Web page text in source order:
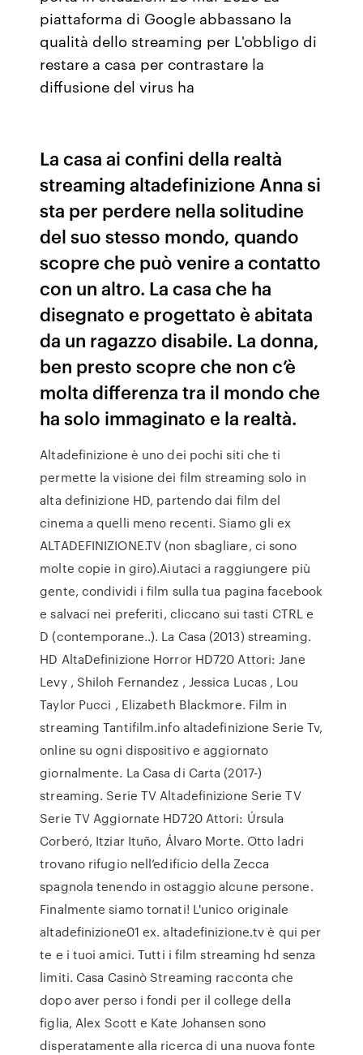
piattaforma di Google abbassano la
qualità dello streaming per L'obbligo di
restare a casa per contrastare la
diffusione del virus ha
La casa ai confini della realtà
streaming altadefinizione Anna si
sta per perdere nella solitudine
del suo stesso mondo, quando
scopre che può venire a contatto
con un altro. La casa che ha
disegnato e progettato è abitata
da un ragazzo disabile. La donna,
ben presto scopre che non c’è
molta differenza tra il mondo che
ha solo immaginato e la realtà.
Altadefinizione è uno dei pochi siti che ti
permette la visione dei film streaming solo in
alta definizione HD, partendo dai film del
cinema a quelli meno recenti. Siamo gli ex
ALTADEFINIZIONE.TV (non sbagliare, ci sono
molte copie in giro).Aiutaci a raggiungere più
gente, condividi i film sulla tua pagina facebook
e salvaci nei preferiti, cliccano sui tasti CTRL e
D (contemporane..). La Casa (2013) streaming.
HD AltaDefinizione Horror HD720 Attori: Jane
Levy , Shiloh Fernandez , Jessica Lucas , Lou
Taylor Pucci , Elizabeth Blackmore. Film in
streaming Tantifilm.info altadefinizione Serie Tv,
online su ogni dispositivo e aggiornato
giornalmente. La Casa di Carta (2017-)
streaming. Serie TV Altadefinizione Serie TV
Serie TV Aggiornate HD720 Attori: Úrsula
Corberó, Itziar Ituño, Álvaro Morte. Otto ladri
trovano rifugio nell’edificio della Zecca
spagnola tenendo in ostaggio alcune persone.
Finalmente siamo tornati! L'unico originale
altadefinizione01 ex. altadefinizione.tv è qui per
te e i tuoi amici. Tutti i film streaming hd senza
limiti. Casa Casinò Streaming racconta che
dopo aver perso i fondi per il college della
figlia, Alex Scott e Kate Johansen sono
disperatamente alla ricerca di una nuova fonte